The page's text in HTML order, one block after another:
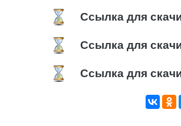
Ссылка для
Ссылка для
Ссылка для